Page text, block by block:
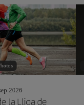
2026
la Lliga de